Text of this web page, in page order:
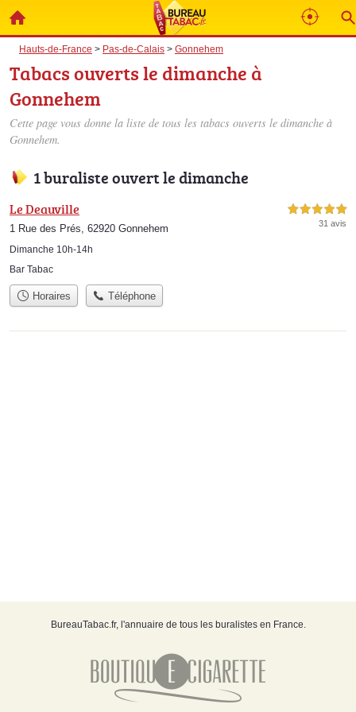
Hauts-de-France > Pas-de-Calais > Gonnehem
Tabacs ouverts le dimanche à
Gonnehem
Cette page vous donne la liste de tous les tabacs ouverts le dimanche à
Gonnehem.
1 buraliste ouvert le dimanche
Le Deauville
1 Rue des Prés, 62920 Gonnehem
Dimanche 10h-14h
5,0 étoiles sur 5
31 avis
Bar Tabac
Horaires Téléphone
BureauTabac.fr, l'annuaire de tous les buralistes en France.